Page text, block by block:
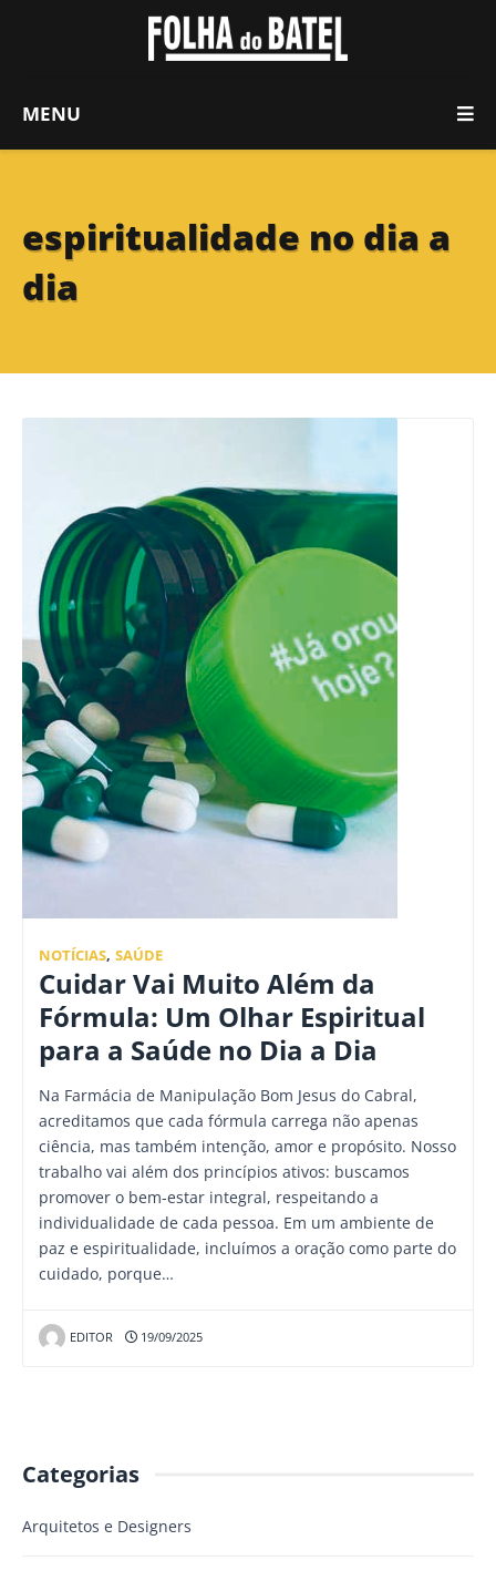
MENU
espiritualidade no dia a
dia
NOTÍCIAS, SAÚDE
Cuidar Vai Muito Além da
Fórmula: Um Olhar Espiritual
para a Saúde no Dia a Dia
Na Farmácia de Manipulação Bom Jesus do Cabral,
acreditamos que cada fórmula carrega não apenas
ciência, mas também intenção, amor e propósito. Nosso
trabalho vai além dos princípios ativos: buscamos
promover o bem-estar integral, respeitando a
individualidade de cada pessoa. Em um ambiente de
paz e espiritualidade, incluímos a oração como parte do
cuidado, porque…
EDITOR 19/09/2025
Categorias
Arquitetos e Designers